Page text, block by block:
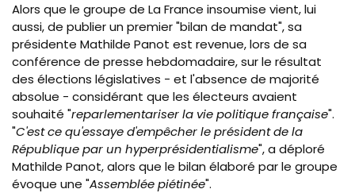
Alors que le groupe de La France insoumise vient, lui
aussi, de publier un premier "bilan de mandat", sa
présidente Mathilde Panot est revenue, lors de sa
conférence de presse hebdomadaire, sur le résultat
des élections législatives - et l'absence de majorité
absolue - considérant que les électeurs avaient
souhaité "reparlementariser la vie politique française".
"C'est ce qu'essaye d'empêcher le président de la
République par un hyperprésidentialisme", a déploré
Mathilde Panot, alors que le bilan élaboré par le groupe
évoque une "Assemblée piétinée".